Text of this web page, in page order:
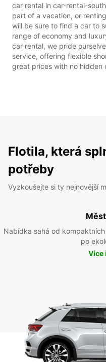
car rental in car-rental-
part of a vacation, or
will be sure to find a car to
range of economy and
car rental, we pride
service, offering flexible
great prices with no hidden
Flotila, která
potřeby
Vyzkoušejte si ty nejnovější
Nabídka sahá od
po
Více